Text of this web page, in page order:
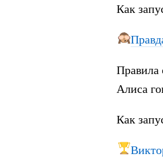
Как
Правила
Алиса
Как